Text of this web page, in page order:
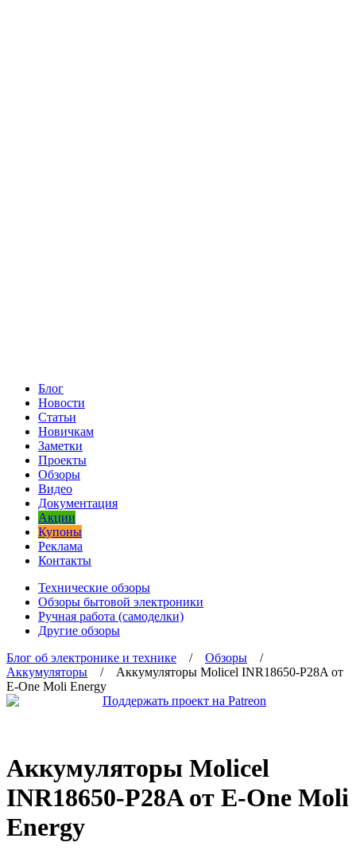
Блог
Новости
Статьи
Новичкам
Заметки
Проекты
Обзоры
Видео
Документация
Акции
Купоны
Реклама
Контакты
Технические обзоры
Обзоры бытовой электроники
Ручная работа (самоделки)
Другие обзоры
Блог об электронике и технике / Обзоры /
Аккумуляторы / Аккумуляторы Molicel INR18650-P28A от
E-One Moli Energy
Аккумуляторы Molicel
INR18650-P28A от E-One Moli
Energy